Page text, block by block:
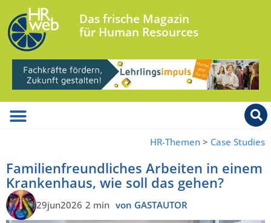
Das frische Magazin
für Human Resources
HR-Themen > Case Studies
Familienfreundliches Arbeiten in einem
Krankenhaus, wie soll das gehen?
29jun2026 2 min von GASTAUTOR